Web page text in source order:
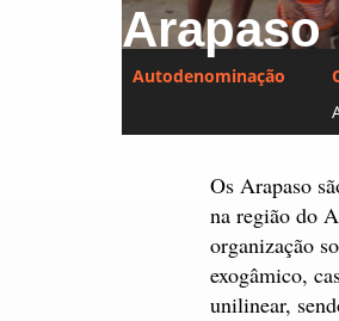
Arapaso
Autodenominação
Os Arapaso
na região do
organização
exogâmico,
unilinear,